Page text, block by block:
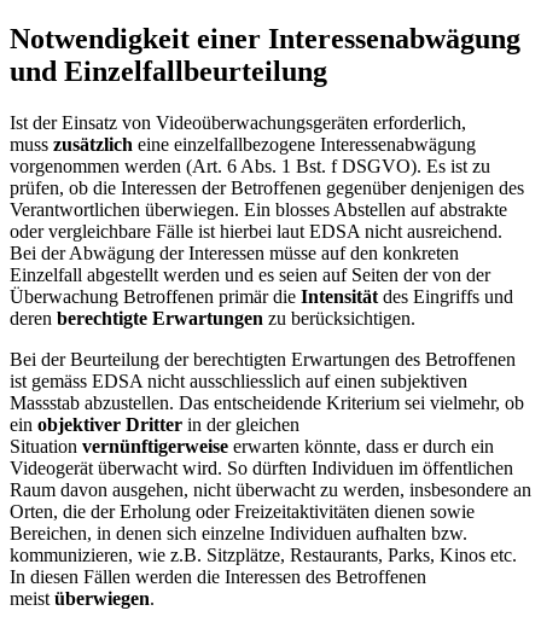
Notwendigkeit einer Interessenabwägung
und Einzelfallbeurteilung
Ist der Einsatz von Videoüberwachungsgeräten erforderlich,
muss zusätzlich eine einzelfallbezogene Interessenabwägung
vorgenommen werden (Art. 6 Abs. 1 Bst. f DSGVO). Es ist zu
prüfen, ob die Interessen der Betroffenen gegenüber denjenigen des
Verantwortlichen überwiegen. Ein blosses Abstellen auf abstrakte
oder vergleichbare Fälle ist hierbei laut EDSA nicht ausreichend.
Bei der Abwägung der Interessen müsse auf den konkreten
Einzelfall abgestellt werden und es seien auf Seiten der von der
Überwachung Betroffenen primär die Intensität des Eingriffs und
deren berechtigte Erwartungen zu berücksichtigen.
Bei der Beurteilung der berechtigten Erwartungen des Betroffenen
ist gemäss EDSA nicht ausschliesslich auf einen subjektiven
Massstab abzustellen. Das entscheidende Kriterium sei vielmehr, ob
ein objektiver Dritter in der gleichen
Situation vernünftigerweise erwarten könnte, dass er durch ein
Videogerät überwacht wird. So dürften Individuen im öffentlichen
Raum davon ausgehen, nicht überwacht zu werden, insbesondere an
Orten, die der Erholung oder Freizeitaktivitäten dienen sowie
Bereichen, in denen sich einzelne Individuen aufhalten bzw.
kommunizieren, wie z.B. Sitzplätze, Restaurants, Parks, Kinos etc.
In diesen Fällen werden die Interessen des Betroffenen
meist überwiegen.